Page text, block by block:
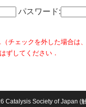
パスワード:
チェックを外した場合は
ずしてください．
Catalysis Society of Japan (